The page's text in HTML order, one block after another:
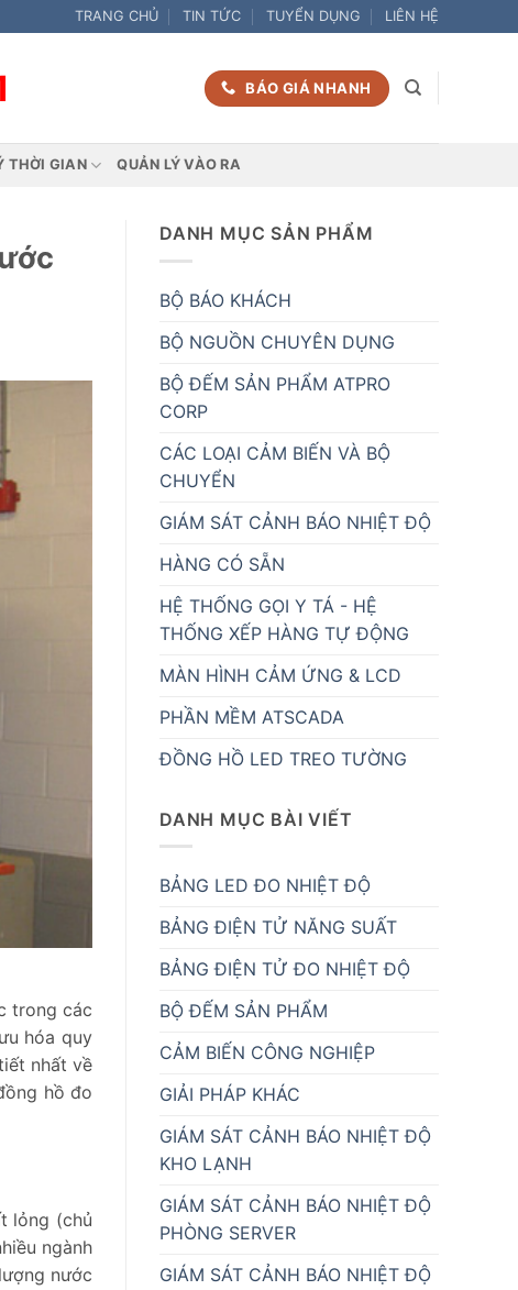
TRANG CHỦ TIN TỨC TUYỂN DỤNG LIÊN HỆ
BÁO GIÁ NHANH
THỜI GIAN QUẢN LÝ VÀO RA
trong các
hóa quy
nhất về
hồ đo
lỏng (chủ
ngành
nước
DANH MỤC SẢN PHẨM
BỘ BÁO KHÁCH
BỘ NGUỒN CHUYÊN DỤNG
BỘ ĐẾM SẢN PHẨM ATPRO
CORP
CÁC LOẠI CẢM BIẾN VÀ BỘ
CHUYỂN
GIÁM SÁT CẢNH BÁO NHIỆT ĐỘ
HÀNG CÓ SẴN
HỆ THỐNG GỌI Y TÁ - HỆ
THỐNG XẾP HÀNG TỰ ĐỘNG
MÀN HÌNH CẢM ỨNG & LCD
PHẦN MỀM ATSCADA
ĐỒNG HỒ LED TREO TƯỜNG
DANH MỤC BÀI VIẾT
BẢNG LED ĐO NHIỆT ĐỘ
BẢNG ĐIỆN TỬ NĂNG SUẤT
BẢNG ĐIỆN TỬ ĐO NHIỆT ĐỘ
BỘ ĐẾM SẢN PHẨM
CẢM BIẾN CÔNG NGHIỆP
GIẢI PHÁP KHÁC
GIÁM SÁT CẢNH BÁO NHIỆT ĐỘ
KHO LẠNH
GIÁM SÁT CẢNH BÁO NHIỆT ĐỘ
PHÒNG SERVER
GIÁM SÁT CẢNH BÁO NHIỆT ĐỘ